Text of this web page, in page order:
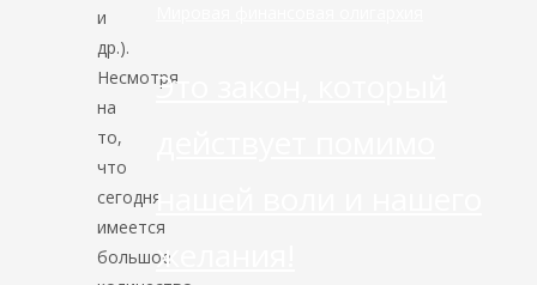
и
др.).
Несмотря
на
то,
что
сегодня
имеется
большое
Это закон, который
нашей воли и нашего
желания!